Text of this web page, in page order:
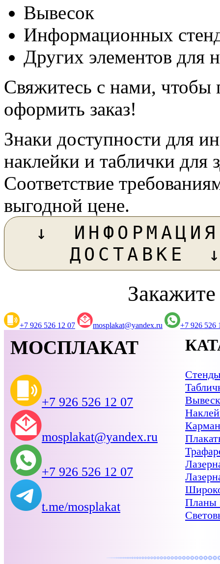
Вывесок
Информационных
Других элементов для
Свяжитесь с нами,
оформить заказ!
Знаки доступности для
наклейки и таблички для
Соответствие
выгодной цене.
↓
ДОСТАВКЕ
+7 926 526 12 07 mosplakat@yandex.ru +7 926 526
МОСПЛАКАТ
+7 926 526 12 07
mosplakat@yandex.ru
+7 926 526 12 07
t.me/mosplakat
Планы